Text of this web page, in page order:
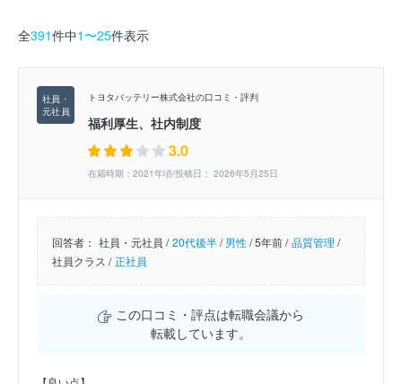
全391件中1〜25件表示
トヨタバッテリー株式会社の口コミ・評判
福利厚生、社内制度
3.0
在籍時期：2021年頃/投稿日： 2026年5月25日
回答者： 社員・元社員 / 20代後半/男性/5年前 / 品質管理 /
社員クラス / 正社員
この口コミ・評点は転職会議から
転載しています。